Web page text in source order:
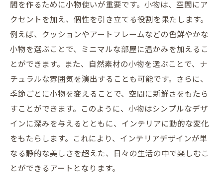
間を作るために小物使いが重要です。小物は、空間にア
クセントを加え、個性を引き立てる役割を果たします。
例えば、クッションやアートフレームなどの色鮮やかな
小物を選ぶことで、ミニマルな部屋に温かみを加えるこ
とができます。また、自然素材の小物を選ぶことで、ナ
チュラルな雰囲気を演出することも可能です。さらに、
季節ごとに小物を変えることで、空間に新鮮さをもたら
すことができます。このように、小物はシンプルなデザ
インに深みを与えるとともに、インテリアに動的な変化
をもたらします。これにより、インテリアデザインが単
なる静的な美しさを超えた、日々の生活の中で楽しむこ
とができるアートとなります。